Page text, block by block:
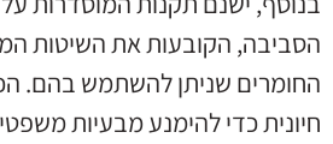
הסביבה, הקובעות את השיטות
החומרים שניתן להשתמש בהם.
חיונית כדי להימנע מבעיות